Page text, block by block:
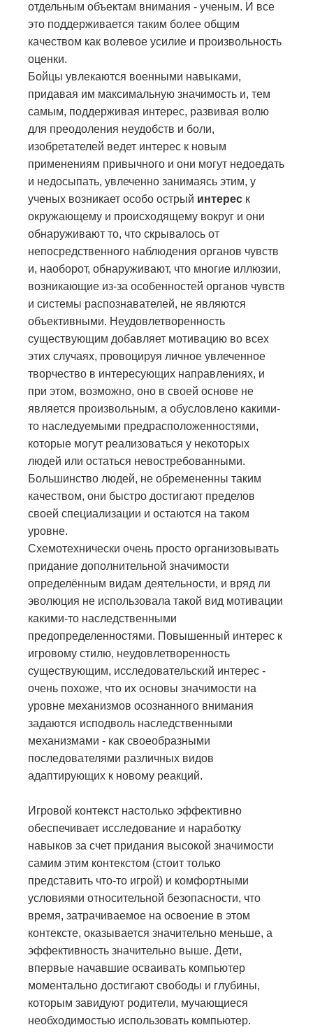
отдельным объектам внимания - ученым. И все
это поддерживается таким более общим
качеством как волевое усилие и произвольность
оценки.
Бойцы увлекаются военными навыками,
придавая им максимальную значимость и, тем
самым, поддерживая интерес, развивая волю
для преодоления неудобств и боли,
изобретателей ведет интерес к новым
применениям привычного и они могут недоедать
и недосыпать, увлеченно занимаясь этим, у
ученых возникает особо острый интерес к
окружающему и происходящему вокруг и они
обнаруживают то, что скрывалось от
непосредственного наблюдения органов чувств
и, наоборот, обнаруживают, что многие иллюзии,
возникающие из-за особенностей органов чувств
и системы распознавателей, не являются
объективными. Неудовлетворенность
существующим добавляет мотивацию во всех
этих случаях, провоцируя личное увлеченное
творчество в интересующих направлениях, и
при этом, возможно, оно в своей основе не
является произвольным, а обусловлено какими-
то наследуемыми предрасположенностями,
которые могут реализоваться у некоторых
людей или остаться невостребованными.
Большинство людей, не обремененны таким
качеством, они быстро достигают пределов
своей специализации и остаются на таком
уровне.
Схемотехнически очень просто организовывать
придание дополнительной значимости
определённым видам деятельности, и вряд ли
эволюция не использовала такой вид мотивации
какими-то наследственными
предопределенностями. Повышенный интерес к
игровому стилю, неудовлетворенность
существующим, исследовательский интерес -
очень похоже, что их основы значимости на
уровне механизмов осознанного внимания
задаются исподволь наследственными
механизмами - как своеобразными
последователями различных видов
адаптирующих к новому реакций.
Игровой контекст настолько эффективно
обеспечивает исследование и наработку
навыков за счет придания высокой значимости
самим этим контекстом (стоит только
представить что-то игрой) и комфортными
условиями относительной безопасности, что
время, затрачиваемое на освоение в этом
контексте, оказывается значительно меньше, а
эффективность значительно выше. Дети,
впервые начавшие осваивать компьютер
моментально достигают свободы и глубины,
которым завидуют родители, мучающиеся
необходимостью использовать компьютер.